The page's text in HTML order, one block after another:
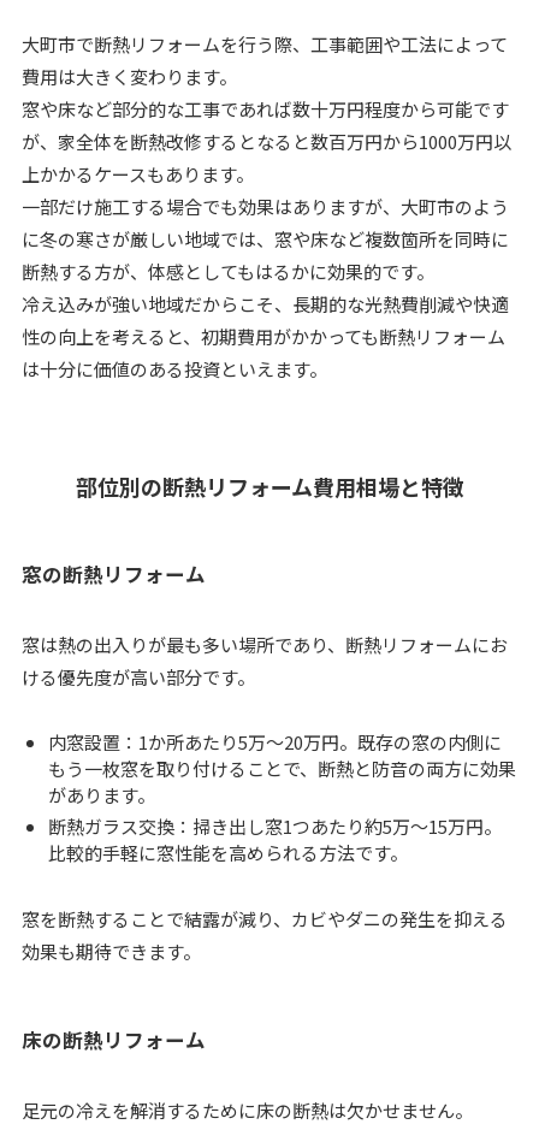
大町市で断熱リフォームを行う際、工事範囲や工法によって
費用は大きく変わります。
窓や床など部分的な工事であれば数十万円程度から可能です
が、家全体を断熱改修するとなると数百万円から1000万円以
上かかるケースもあります。
一部だけ施工する場合でも効果はありますが、大町市のよう
に冬の寒さが厳しい地域では、窓や床など複数箇所を同時に
断熱する方が、体感としてもはるかに効果的です。
冷え込みが強い地域だからこそ、長期的な光熱費削減や快適
性の向上を考えると、初期費用がかかっても断熱リフォーム
は十分に価値のある投資といえます。
部位別の断熱リフォーム費用相場と特徴
窓の断熱リフォーム
窓は熱の出入りが最も多い場所であり、断熱リフォームにお
ける優先度が高い部分です。
内窓設置：1か所あたり5万～20万円。既存の窓の内側に
もう一枚窓を取り付けることで、断熱と防音の両方に効果
があります。
断熱ガラス交換：掃き出し窓1つあたり約5万～15万円。
比較的手軽に窓性能を高められる方法です。
窓を断熱することで結露が減り、カビやダニの発生を抑える
効果も期待できます。
床の断熱リフォーム
足元の冷えを解消するために床の断熱は欠かせません。